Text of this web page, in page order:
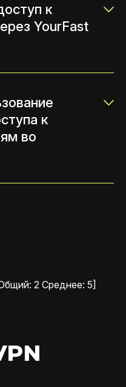
к
YourFast
к
во
2 Среднее: 5]